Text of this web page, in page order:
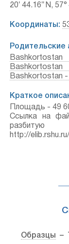
20′ 44.16″ N, 57°
Координаты:
Родительские
Bashkortostan -
Краткое
Площадь - 49
Ссылка на
http://
Образцы –